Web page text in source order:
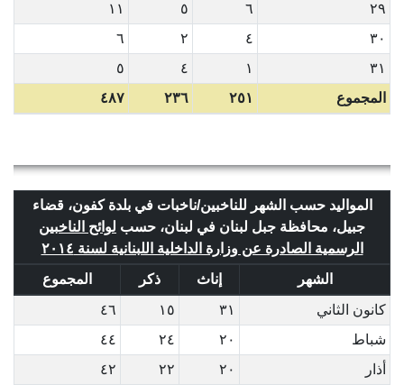
٢٩
٦ ٥
١١
٣٠
٤ ٢
٦
٣١
١ ٤
٥
المجموع
٢٥١ ٢٣٦ ٤٨٧
المواليد حسب الشهر للناخبين/ناخبات في بلدة كفون، قضاء
جبيل، محافظة جبل لبنان في لبنان، حسب لوائح الناخبين
الرسمية الصادرة عن وزارة الداخلية اللبنانية لسنة ٢٠١٤
الشهر
إناث ذكر
المجموع
كانون الثاني
٣١ ١٥
٤٦
شباط
٢٠ ٢٤
٤٤
أذار
٢٠ ٢٢
٤٢